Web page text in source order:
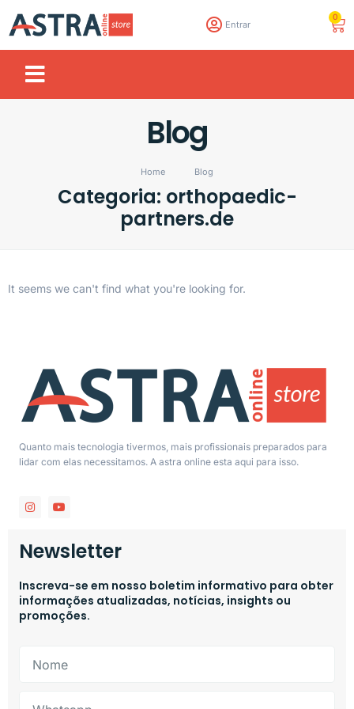
Entrar
0
Blog
Home Blog
Categoria: orthopaedic-
partners.de
It seems we can't find what you're looking for.
Quanto mais tecnologia tivermos, mais profissionais preparados para
lidar com elas necessitamos. A astra online esta aqui para isso.
Newsletter
Inscreva-se em nosso boletim informativo para obter
informações atualizadas, notícias, insights ou
promoções.